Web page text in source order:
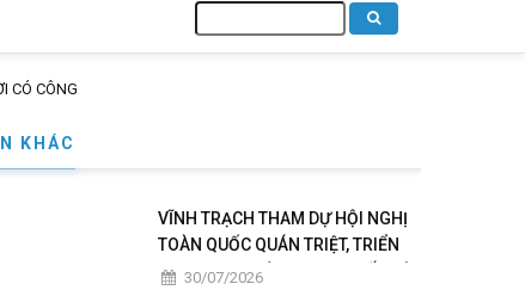
kiếm
CÓ CÔNG
KHÁC
VĨNH TRẠCH THAM DỰ HỘI NGHỊ
TOÀN QUỐC QUÁN TRIỆT, TRIỂN
KHAI THỰC HIỆN NGHỊ QUYẾT HỘI
30/07/2026